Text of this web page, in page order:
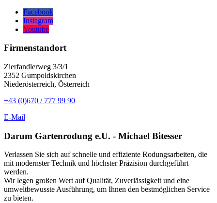
Facebook
Instagram
Youtube
Firmenstandort
Zierfandlerweg 3/3/1
2352 Gumpoldskirchen
Niederösterreich, Österreich
+43 (0)670 / 777 99 90
E-Mail
Darum Gartenrodung e.U. - Michael Bitesser
Verlassen Sie sich auf schnelle und effiziente Rodungsarbeiten, die
mit modernster Technik und höchster Präzision durchgeführt
werden.
Wir legen großen Wert auf Qualität, Zuverlässigkeit und eine
umweltbewusste Ausführung, um Ihnen den bestmöglichen Service
zu bieten.